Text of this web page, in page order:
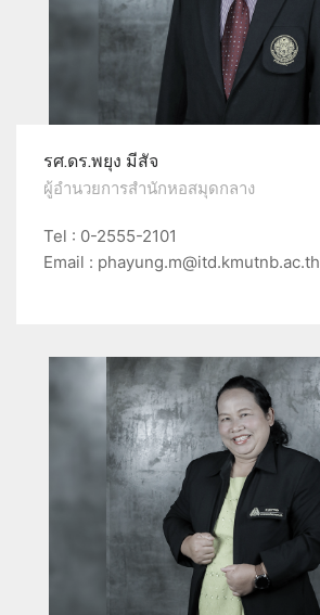
รศ.ดร.พยุง มีสัจ
ผู้อำนวยการสำนักหอสมุดกลาง
Tel : 0-2555-2101
Email : phayung.m@itd.kmutnb.ac.th